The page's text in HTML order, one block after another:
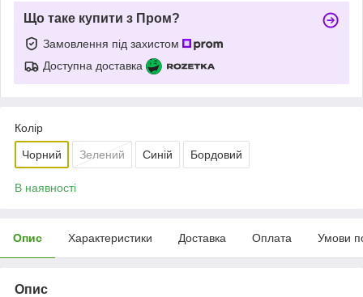
Що таке купити з Пром?
Замовлення під захистом
Доступна доставка
Колір
Чорний Зелений Синій Бордовий
В наявності
Опис Характеристики Доставка Оплата Умови
Опис